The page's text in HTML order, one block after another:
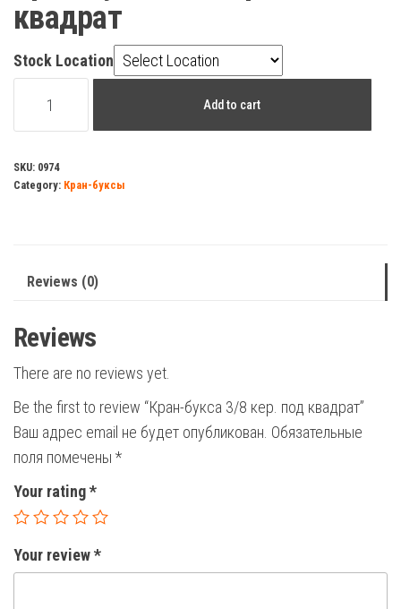
квадрат
Stock Location
букса
кер.
под
Add to cart
SKU: 0974
Category: Кран-буксы
Reviews (0)
Reviews
There are no reviews yet.
Be the first to review “Кран-букса 3/8 кер. под квадрат”
Ваш адрес email не будет опубликован. Обязательные
поля помечены *
Your rating*
Your review*